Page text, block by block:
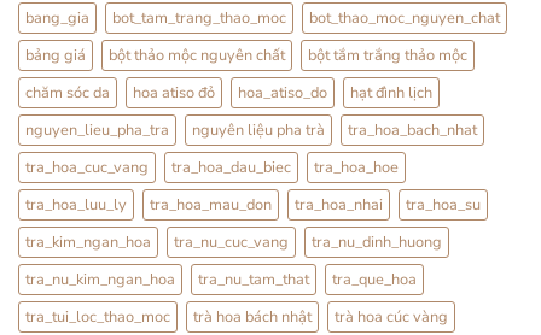
Nhẹ
Nhàng
Mỗi
Ngày
Tử:
Bổ
Thận
Hay
Tráng
Dương?
Sự
Thật
Từ
YHCT
bang_gia bot_tam_trang_thao_moc
bot_thao_moc_nguyen_chat
bảng giá
bột thảo mộc nguyên chất
bột tắm trắng thảo mộc
chăm sóc da
hoa atiso đỏ hoa_atiso_do
hạt đình lịch
nguyen_lieu_pha_tra
nguyên liệu pha trà
tra_hoa_bach_nhat
tra_hoa_cuc_vang
tra_hoa_dau_biec
tra_hoa_hoe
tra_hoa_luu_ly
tra_hoa_mau_don tra_hoa_nhai
tra_hoa_su
tra_kim_ngan_hoa
tra_nu_cuc_vang
tra_nu_dinh_huong
tra_nu_kim_ngan_hoa
tra_nu_tam_that
tra_que_hoa
tra_tui_loc_thao_moc
trà hoa bách nhật
trà hoa cúc vàng